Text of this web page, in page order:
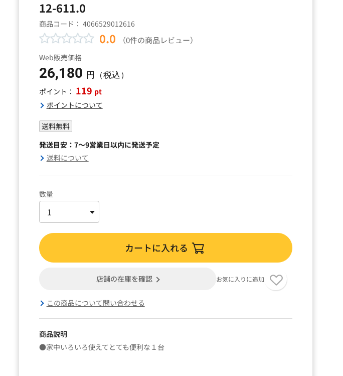
12-611.0
商品コード： 4066529012616
0.0 （0件の商品レビュー）
Web販売価格
26,180 円（税込）
ポイント： 119 pt
ポイントについて
送料無料
発送目安：7～9営業日以内に発送予定
送料について
数量
カートに入れる
店舗の在庫を確認 お気に入りに追加
この商品について問い合わせる
商品説明
●家中いろいろ使えてとても便利な１台